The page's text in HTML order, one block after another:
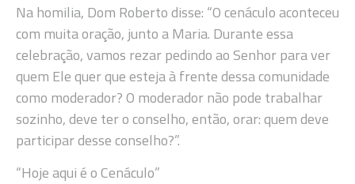
Na homilia, Dom Roberto disse: “O cenáculo aconteceu
com muita oração, junto a Maria. Durante essa
celebração, vamos rezar pedindo ao Senhor para ver
quem Ele quer que esteja à frente dessa comunidade
como moderador? O moderador não pode trabalhar
sozinho, deve ter o conselho, então, orar: quem deve
participar desse conselho?”.
“Hoje aqui é o Cenáculo”